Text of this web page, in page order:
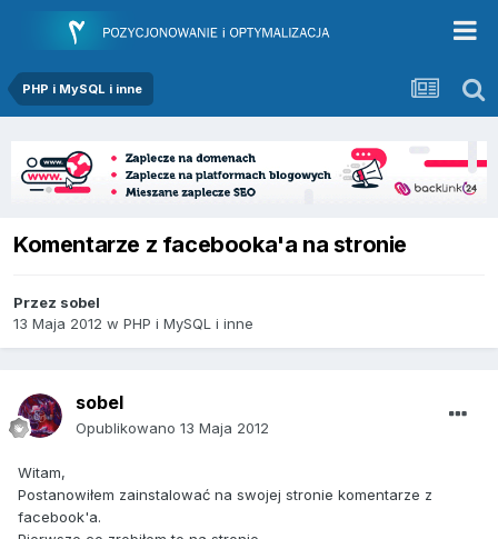
PHP i MySQL i inne
Komentarze z facebooka'a na stronie
Przez sobel
13 Maja 2012 w PHP i MySQL i inne
sobel
Opublikowano 13 Maja 2012
Witam,
Postanowiłem zainstalować na swojej stronie komentarze z
facebook'a.